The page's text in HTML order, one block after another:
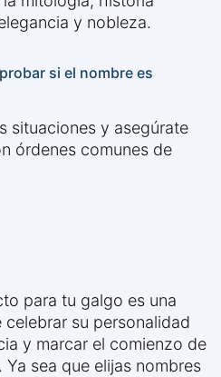
y nobleza.
si el nombre es
situaciones y asegúrate
órdenes comunes de
para tu galgo es una
su personalidad
y marcar el comienzo de
sea que elijas nombres